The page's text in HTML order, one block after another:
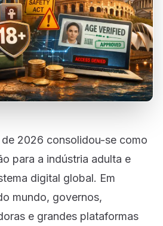
2026 consolidou-se como
para a indústria adulta e
digital global. Em
mundo, governos,
e grandes plataformas